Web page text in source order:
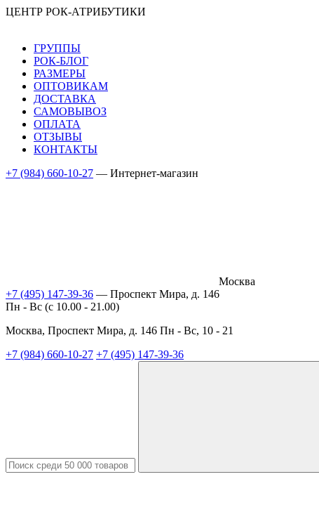
ЦЕНТР РОК-АТРИБУТИКИ
ГРУППЫ
РОК-БЛОГ
РАЗМЕРЫ
ОПТОВИКАМ
ДОСТАВКА
САМОВЫВОЗ
ОПЛАТА
ОТЗЫВЫ
КОНТАКТЫ
+7 (984) 660-10-27 — Интернет-магазин
Москва
+7 (495) 147-39-36 — Проспект Мира, д. 146
Пн - Вс (c 10.00 - 21.00)
Москва, Проспект Мира, д. 146 Пн - Вс, 10 - 21
+7 (984) 660-10-27 +7 (495) 147-39-36